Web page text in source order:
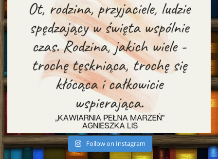
Follow on Instagram